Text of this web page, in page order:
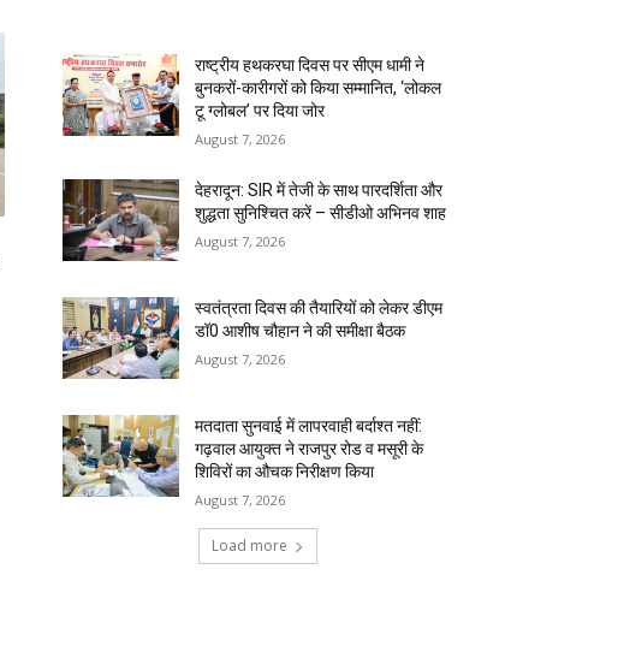
राष्ट्रीय हथकरघा दिवस पर सीएम धामी ने
बुनकरों-कारीगरों को किया सम्मानित, ‘लोकल
टू ग्लोबल’ पर दिया जोर
August 7, 2026
देहरादून: SIR में तेजी के साथ पारदर्शिता और
शुद्धता सुनिश्चित करें – सीडीओ अभिनव शाह
August 7, 2026
स्वतंत्रता दिवस की तैयारियों को लेकर डीएम
डॉ0 आशीष चौहान ने की समीक्षा बैठक
August 7, 2026
मतदाता सुनवाई में लापरवाही बर्दाश्त नहीं:
गढ़वाल आयुक्त ने राजपुर रोड व मसूरी के
शिविरों का औचक निरीक्षण किया
August 7, 2026
Load more